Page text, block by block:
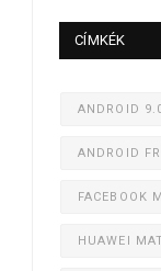
CÍMKÉK
ANDROID
ANDROID
FACEBOOK
HUAWEI